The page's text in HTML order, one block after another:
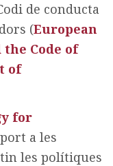
de conducta
(European
Code of
of
for
a les
les polítiques